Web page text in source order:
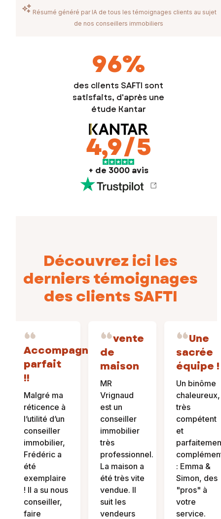
Résumé généré par IA de tous les témoignages clients au sujet
de nos conseillers immobiliers
96%
des clients SAFTI sont
satisfaits, d'après une
étude Kantar
4,9/5
+ de 3000 avis
Découvrez ici les
derniers témoignages
des clients SAFTI
Accompagnement
parfait
!!
Malgré ma
réticence à
l’utilité d’un
conseiller
immobilier,
Frédéric a
été
exemplaire
! Il a su nous
conseiller,
faire
vente
de
maison
MR
Vrignaud
est un
conseiller
immobilier
très
professionnel.
La maison a
été très vite
vendue. Il
suit les
vendeurs
Une
sacrée
équipe !
Un binôme
chaleureux,
très
compétent
et
: Emma &
Simon, des
"pros" à
votre
service.